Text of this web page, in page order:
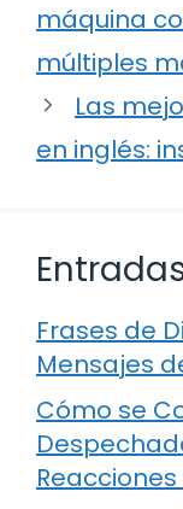
máquina
múltiples
Las
en inglés:
Frases de
Mensajes
Cómo se